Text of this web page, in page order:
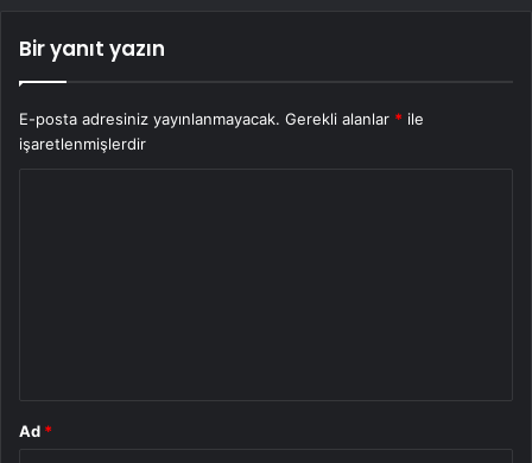
Bir yanıt yazın
E-posta adresiniz yayınlanmayacak. Gerekli alanlar * ile
işaretlenmişlerdir
Ad *